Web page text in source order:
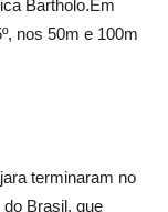
Bartholo.Em
nos 50m e 100m
terminaram no
Brasil, que